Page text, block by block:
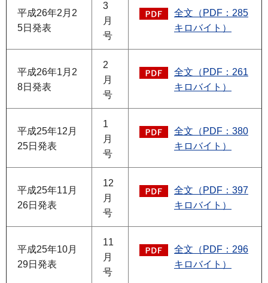
平成26年2月2
5日発表
3
月
号
全文（PDF：285
キロバイト）
平成26年1月2
8日発表
2
月
号
全文（PDF：261
キロバイト）
平成25年12月
25日発表
1
月
号
全文（PDF：380
キロバイト）
平成25年11月
26日発表
12
月
号
全文（PDF：397
キロバイト）
平成25年10月
29日発表
11
月
号
全文（PDF：296
キロバイト）